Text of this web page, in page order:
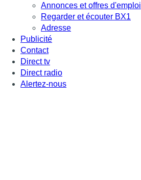
Annonces et offres d'emploi
Regarder et écouter BX1
Adresse
Publicité
Contact
Direct tv
Direct radio
Alertez-nous